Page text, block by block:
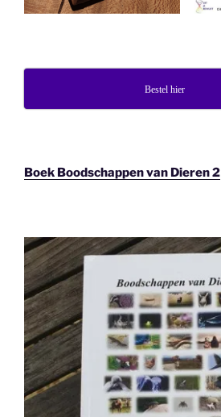
Bestel hier
Boek Boodschappen van Dieren 2